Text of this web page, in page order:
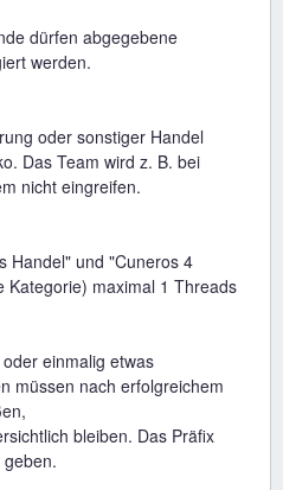
dürfen abgegebene
werden.
oder sonstiger Handel
Das Team wird z. B. bei
nicht eingreifen.
Handel" und "Cuneros 4
Kategorie) maximal 1 Threads
einmalig etwas
müssen nach erfolgreichem
bleiben. Das Präfix